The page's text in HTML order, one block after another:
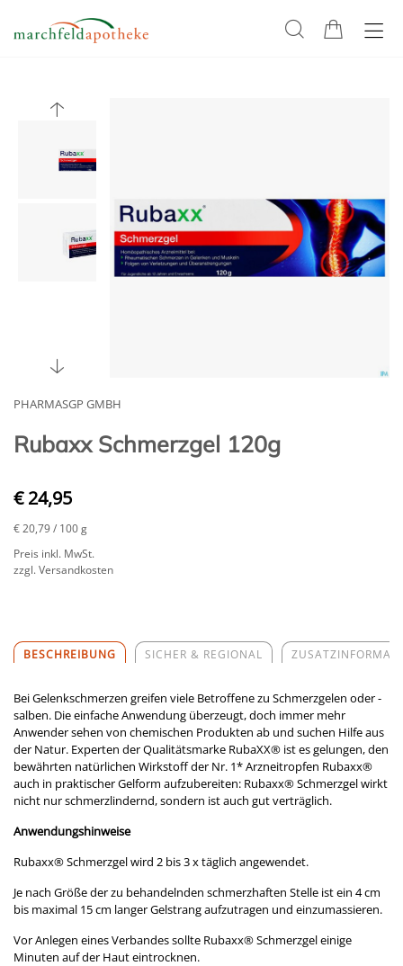
PHARMASGP GMBH
Rubaxx Schmerzgel 120g
€ 24,95
€ 20,79/ 100 g
Preis inkl. MwSt.
zzgl. Versandkosten
BESCHREIBUNG SICHER & REGIONAL
Bei Gelenkschmerzen greifen viele Betroffene zu Schmerzgelen oder -
salben. Die einfache Anwendung überzeugt, doch immer mehr
Anwender sehen von chemischen Produkten ab und suchen Hilfe aus
der Natur. Experten der Qualitätsmarke RubaXX® ist es gelungen, den
bewährten natürlichen Wirkstoff der Nr. 1* Arzneitropfen Rubaxx®
auch in praktischer Gelform aufzubereiten: Rubaxx® Schmerzgel wirkt
nicht nur schmerzlindernd, sondern ist auch gut verträglich.
Anwendungshinweise
Rubaxx® Schmerzgel wird 2 bis 3 x täglich angewendet.
Je nach Größe der zu behandelnden schmerzhaften Stelle ist ein 4 cm
bis maximal 15 cm langer Gelstrang aufzutragen und einzumassieren.
Vor Anlegen eines Verbandes sollte Rubaxx® Schmerzgel einige
Minuten auf der Haut eintrocknen.